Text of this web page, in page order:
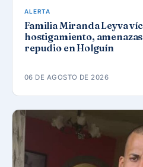
ALERTA
Familia Miranda Leyva
hostigamiento,
repudio en Holguín
06 DE AGOSTO DE 2026